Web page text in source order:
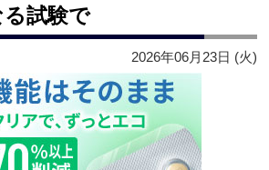
試験で
2026年06月23日 (火)